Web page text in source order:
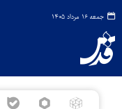
جمعه ۱۶ مرداد ۱۴۰۵